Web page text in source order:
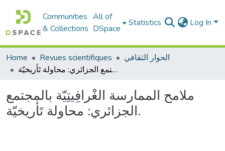
Communities
& Collections
All of
DSpace
Statistics Log In
Home Revues scientifiques
الحوار الثقافي
ملامح الممارسة الغْرافِيتِيّة بالمجتمع الجزائري: محاولة تَأريخيّة.
ملامح الممارسة الغْرافِيتِيّة بالمجتمع
الجزائري: محاولة تَأريخيّة.